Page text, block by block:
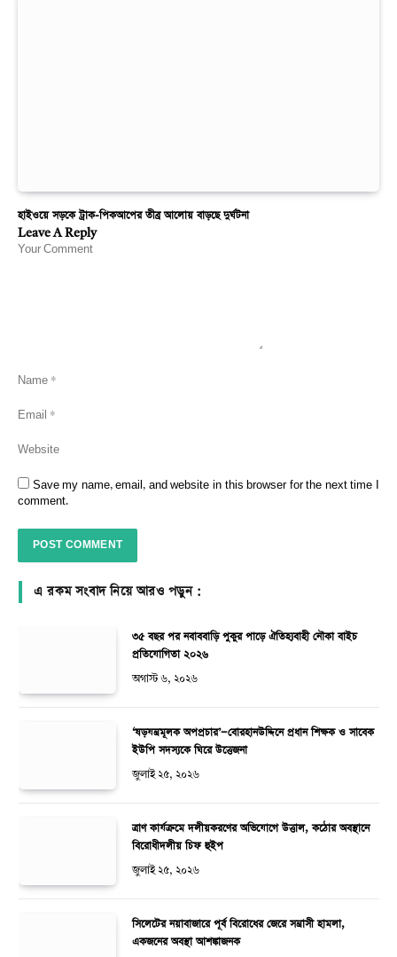
হাইওয়ে সড়কে ট্রাক-পিকআপের তীব্র আলোয় বাড়ছে দুর্ঘটনা
Leave A Reply
Save my name, email, and website in this browser for the next time I
comment.
এ রকম সংবাদ নিয়ে আরও পড়ুন :
৩৫ বছর পর নবাববাড়ি পুকুর পাড়ে ঐতিহ্যবাহী নৌকা বাইচ
প্রতিযোগিতা ২০২৬
অগাস্ট ৬, ২০২৬
‘ষড়যন্ত্রমূলক অপপ্রচার’—বোরহানউদ্দিনে প্রধান শিক্ষক ও সাবেক
ইউপি সদস্যকে ঘিরে উত্তেজনা
জুলাই ২৫, ২০২৬
ত্রাণ কার্যক্রমে দলীয়করণের অভিযোগে উত্তাল, কঠোর অবস্থানে
বিরোধীদলীয় চিফ হুইপ
জুলাই ২৫, ২০২৬
সিলেটের নয়াবাজারে পূর্ব বিরোধের জেরে সন্ত্রাসী হামলা,
একজনের অবস্থা আশঙ্কাজনক